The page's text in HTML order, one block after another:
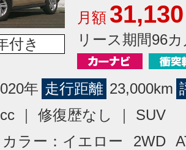
付き
月額 31,130
リース期間96
年 走行距離 23,000km
｜ 修復歴なし ｜ SUV
カラー：イエロー 2WD